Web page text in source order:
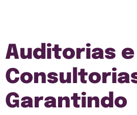
Auditorias e
Garantindo